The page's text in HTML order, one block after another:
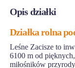
Opis działki
Działka rolna
Leśne Zacisze to
6100 m od
miłośników